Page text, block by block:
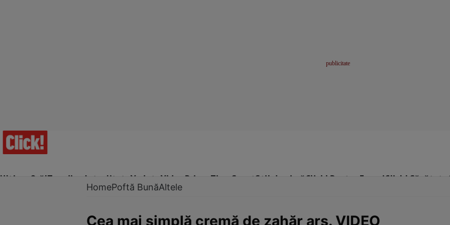
Ultima Oră!Trending Actualitate Vedete Video Prime Time SportStil de viațăClick! Pentru FemeiClick! Sănătate
HomePoftă BunăAltele
Cea mai simplă cremă de zahăr ars. VIDEO